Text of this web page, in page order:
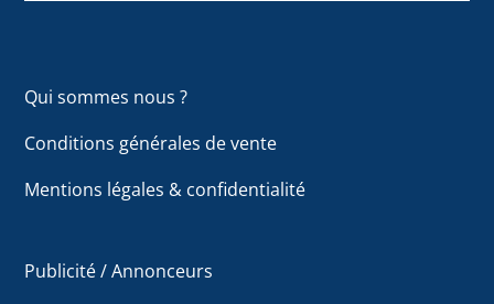
Qui sommes nous ?
Conditions générales de vente
Mentions légales & confidentialité
Publicité / Annonceurs